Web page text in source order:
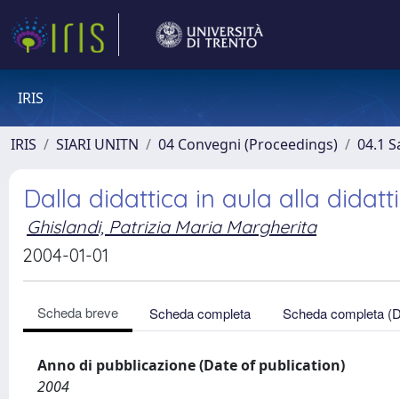
IRIS
IRIS SIARI UNITN 04 Convegni (Proceedings) 04.1
Dalla didattica in aula alla
Ghislandi, Patrizia Maria Margherita
2004-01-01
Scheda breve Scheda completa Scheda completa
Anno di pubblicazione (Date of publication)
2004